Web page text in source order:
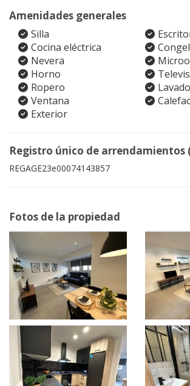
Amenidades generales
Silla
Cocina eléctrica
Nevera
Horno
Ropero
Ventana
Exterior
Registro único de arrendamientos
REGAGE23e00074143857
Fotos de la propiedad